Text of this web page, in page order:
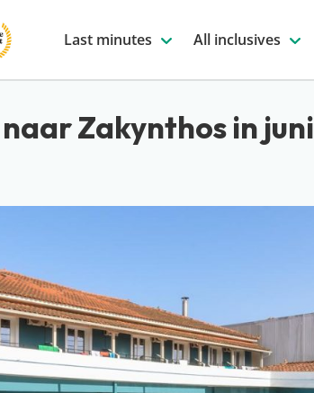
Last minutes All inclusives
Zakynthos in juni